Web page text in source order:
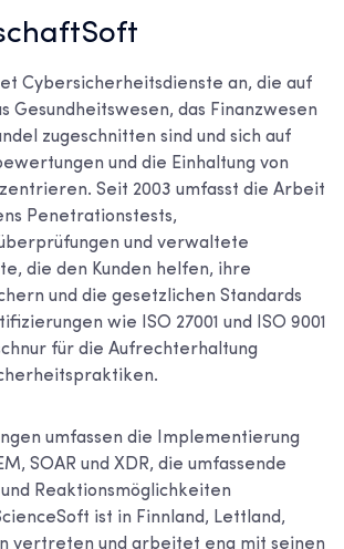
Cybersicherheitsdienste an, die auf
Gesundheitswesen, das Finanzwesen
zugeschnitten sind und sich auf
und die Einhaltung von
Seit 2003 umfasst die Arbeit
Penetrationstests,
und verwaltete
die den Kunden helfen, ihre
und die gesetzlichen Standards
wie ISO 27001 und ISO 9001
für die Aufrechterhaltung
umfassen die Implementierung
SOAR und XDR, die umfassende
Reaktionsmöglichkeiten
ist in Finnland, Lettland,
vertreten und arbeitet eng mit seinen